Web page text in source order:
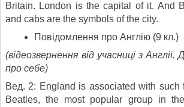
Britain. London is the capital of it. And
and cabs are the symbols of the city.
Повідомлення про Англію (9 кл.)
(відеозвернення від учасниці з Англії.
про себе)
Вед. 2: England is associated with such
Beatles, the most popular group in